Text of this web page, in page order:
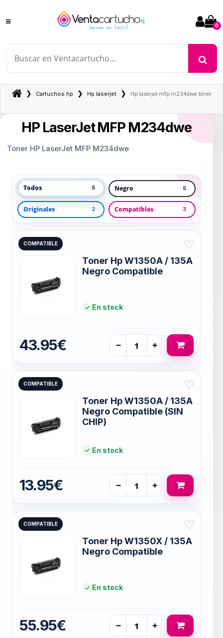
0
❯ Cartuchos hp ❯ Hp laserjet❯ Hp laserjet mfp m234dwe toner
HP LaserJet MFP M234dwe
Toner HP LaserJet MFP M234dwe
Todos 5 Negro 5
Originales 2 Compatibles 3
COMPATIBLE ♡
Toner Hp W1350A / 135A
Negro Compatible
En stock
43.95€ − +
COMPATIBLE ♡
Toner Hp W1350A / 135A
Negro Compatible (SIN
CHIP)
En stock
13.95€ − +
COMPATIBLE ♡
Toner Hp W1350X / 135A
Negro Compatible
En stock
55.95€ − +